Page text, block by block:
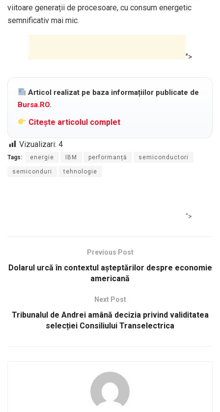
viitoare generații de procesoare, cu consum energetic
semnificativ mai mic.
">
Articol realizat pe baza informațiilor publicate de
Bursa.RO.
Citește articolul complet
Vizualizari: 4
Tags: energie IBM performanță semiconductori
semiconduri tehnologie
">
Previous Post
Dolarul urcă în contextul așteptărilor despre economie
americană
Next Post
Tribunalul de Andrei amână decizia privind validitatea
selecției Consiliului Transelectrica